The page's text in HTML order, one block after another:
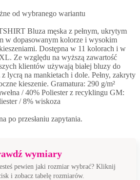
od wybranego wariantu
Bluza męska z pełnym, ukrytym
w dopasowanym kolorze i wysokim
Dostępna w 11 kolorach i w
Ze względu na wyższą zawartość
klientów używają białej bluzy do
lycrą na mankietach i dole. Pełny, zakryty
kieszenie. Gramatura: 290 g/m²
/ 40% Poliester z recyklingu GM:
/ 8% wiskoza
po przesłaniu zapytania.
wymiary
pewien jaki rozmiar wybrać? Kliknij
i zobacz tabelę rozmiarów.